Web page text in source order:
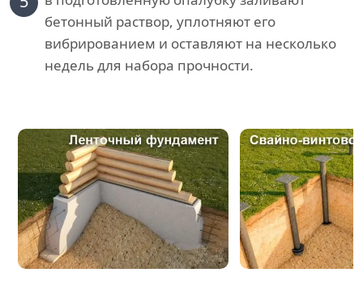
бетонный раствор, уплотняют его
вибрированием и оставляют на несколько
недель для набора прочности.